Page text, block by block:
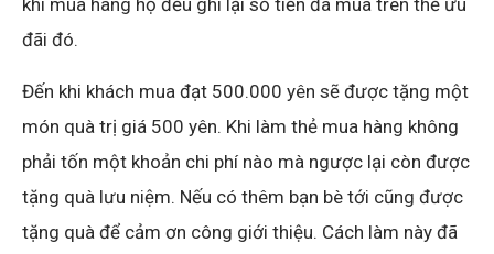
đãi đó.
Đến khi khách mua đạt 500.000 yên sẽ được tặng một
món quà trị giá 500 yên. Khi làm thẻ mua hàng không
phải tốn một khoản chi phí nào mà ngược lại còn được
tặng quà lưu niệm. Nếu có thêm bạn bè tới cũng được
tặng quà để cảm ơn công giới thiệu. Cách làm này đã